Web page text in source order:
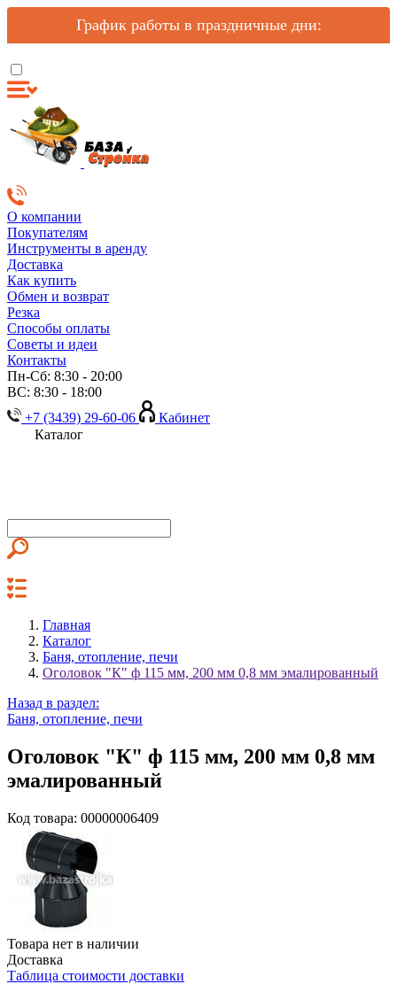
График работы в праздничные дни:
О компании
Покупателям
Инструменты в аренду
Доставка
Как купить
Обмен и возврат
Резка
Способы оплаты
Советы и идеи
Контакты
Пн-Сб: 8:30 - 20:00
ВС: 8:30 - 18:00
+7 (3439) 29-60-06
Кабинет
Каталог
Главная
Каталог
Баня, отопление, печи
Оголовок "К" ф 115 мм, 200 мм 0,8 мм эмалированный
Назад в раздел:
Баня, отопление, печи
Оголовок "К" ф 115 мм, 200 мм 0,8 мм
эмалированный
Код товара: 00000006409
Товара нет в наличии
Доставка
Таблица стоимости доставки